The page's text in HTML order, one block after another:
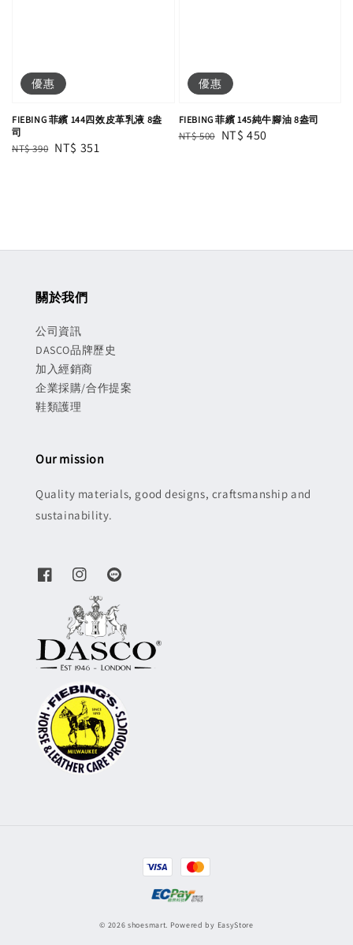
優惠
FIEBING 菲繽 144四效皮革乳液 8盎
司
Regular
NT$ 390 Sale
NT$ 351
優惠
FIEBING 菲繽 145純牛腳油 8盎司
Regular
NT$ 500 Sale
NT$ 450
關於我們
公司資訊
DASCO品牌歷史
加入經銷商
企業採購/合作提案
鞋類護理
Our mission
Quality materials, good designs, craftsmanship and
sustainability.
© 2026 shoesmart. Powered by EasyStore